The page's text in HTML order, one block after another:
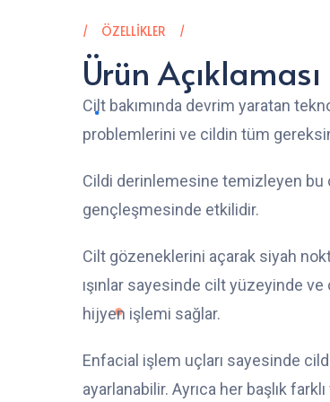
ÖZELLIKLER
Ürün Açıklaması
Cilt bakımında devrim yaratan
problemlerini ve cildin tüm
Cildi derinlemesine temizleyen
gençleşmesinde etkilidir.
Cilt gözeneklerini açarak siyah
ışınlar sayesinde cilt yüzeyinde
hijyen işlemi sağlar.
Enfacial işlem uçları sayesinde
ayarlanabilir. Ayrıca her başlık